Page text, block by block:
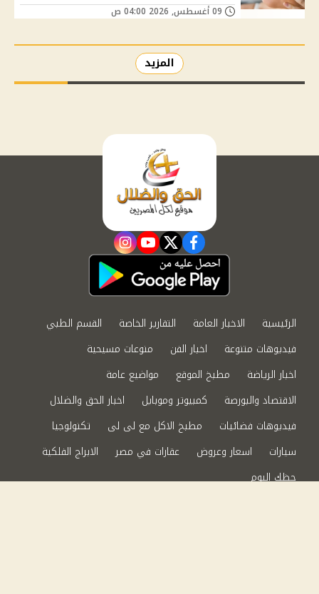
المزيد
facebook
twitter
youtube
instagram
الرئيسية الاخبار العامة التقارير الخاصة
القسم الطبي
فيديوهات متنوعة
اخبار الفن
منوعات مسيحية
اخبار الرياضة
مطبخ الموقع
مواضيع عامة
الاقتصاد والبورصة
كمبيوتر وموبايل
اخبار الحق والضلال
فيديوهات فضائيات
مطبخ الاكل مع لى لى
تكنولوجيا
سيارات
اسعار وعروض عقارات في مصر
الابراج الفلكية
حظك اليوم